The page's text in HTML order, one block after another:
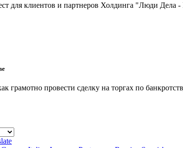
для клиентов и партнеров Холдинга "Люди Дела -
грамотно провести сделку на торгах по